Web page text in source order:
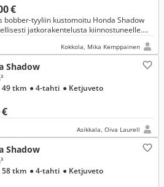
€
tyyliin kustomoitu Honda Shadow
jatkorakentelusta kiinnostuneelle.
Kokkola, Mika Kemppainen
Shadow
49 tkm ● 4-tahti ● Ketjuveto
Asikkala, Oiva Laurell
Shadow
58 tkm ● 4-tahti ● Ketjuveto